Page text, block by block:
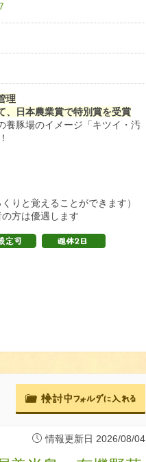
理
、日本農業賞で特別賞を受賞
養豚場のイメージ「キツイ・汚
りと覚えることができます）
方は優遇します
情報更新日 2026/08/04